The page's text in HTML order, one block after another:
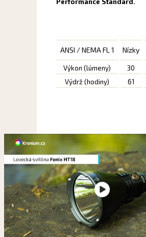
Performance Standard.
ANSI / NEMA FL 1 Nízky
Výkon (lúmeny) 30
Výdrž (hodiny)
61